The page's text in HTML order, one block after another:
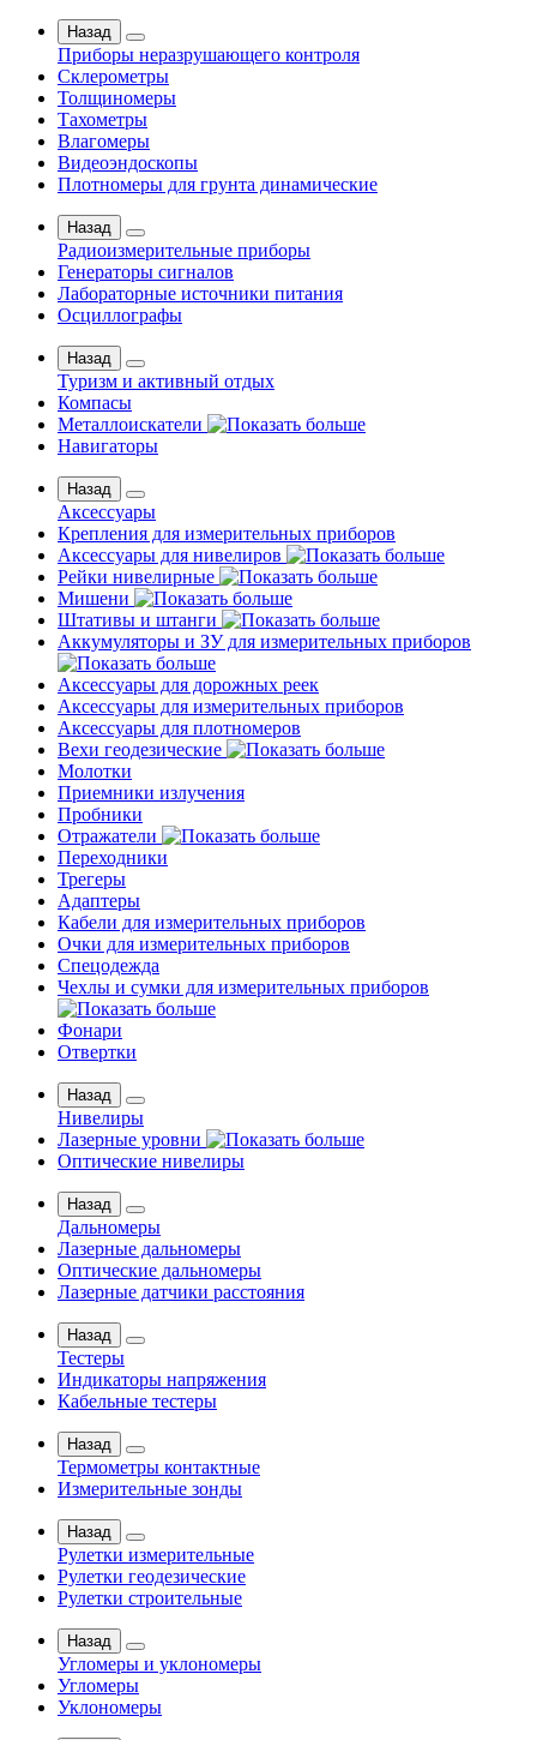
Назад
Приборы неразрушающего контроля
Склерометры
Толщиномеры
Тахометры
Влагомеры
Видеоэндоскопы
Плотномеры для грунта динамические
Назад
Радиоизмерительные приборы
Генераторы сигналов
Лабораторные источники питания
Осциллографы
Назад
Туризм и активный отдых
Компасы
Металлоискатели
Навигаторы
Назад
Аксессуары
Крепления для измерительных приборов
Аксессуары для нивелиров
Рейки нивелирные
Мишени
Штативы и штанги
Аккумуляторы и ЗУ для измерительных приборов
Аксессуары для дорожных реек
Аксессуары для измерительных приборов
Аксессуары для плотномеров
Вехи геодезические
Молотки
Приемники излучения
Пробники
Отражатели
Переходники
Трегеры
Адаптеры
Кабели для измерительных приборов
Очки для измерительных приборов
Спецодежда
Чехлы и сумки для измерительных приборов
Фонари
Отвертки
Назад
Нивелиры
Лазерные уровни
Оптические нивелиры
Назад
Дальномеры
Лазерные дальномеры
Оптические дальномеры
Лазерные датчики расстояния
Назад
Тестеры
Индикаторы напряжения
Кабельные тестеры
Назад
Термометры контактные
Измерительные зонды
Назад
Рулетки измерительные
Рулетки геодезические
Рулетки строительные
Назад
Угломеры и уклономеры
Угломеры
Уклономеры